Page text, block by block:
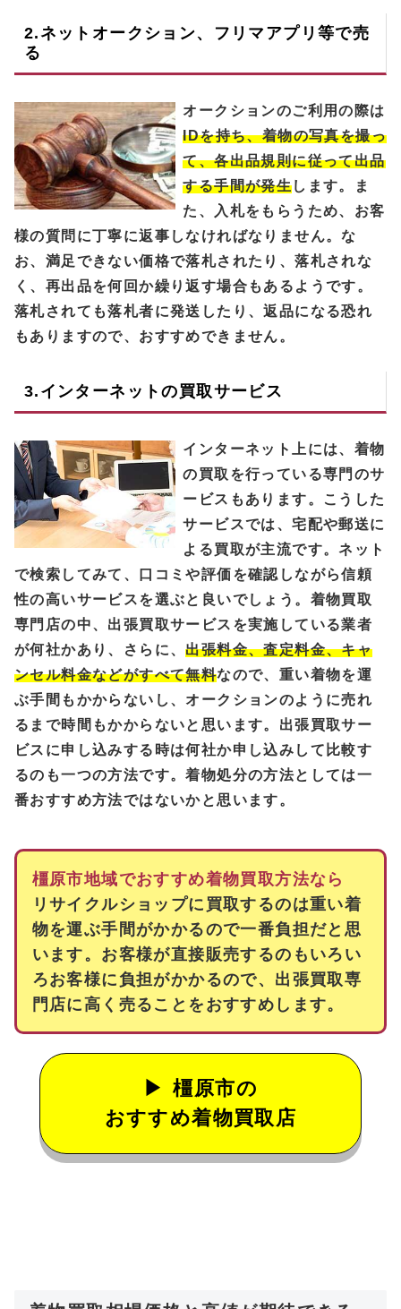
2.ネットオークション、フリマアプリ等で売
る
オークションのご利用の際は
IDを持ち、着物の写真を撮っ
て、各出品規則に従って出品
する手間が発生します。ま
た、入札をもらうため、お客
様の質問に丁寧に返事しなければなりません。な
お、満足できない価格で落札されたり、落札されな
く、再出品を何回か繰り返す場合もあるようです。
落札されても落札者に発送したり、返品になる恐れ
もありますので、おすすめできません。
3.インターネットの買取サービス
インターネット上には、着物
の買取を行っている専門のサ
ービスもあります。こうした
サービスでは、宅配や郵送に
よる買取が主流です。ネット
で検索してみて、口コミや評価を確認しながら信頼
性の高いサービスを選ぶと良いでしょう。着物買取
専門店の中、出張買取サービスを実施している業者
が何社かあり、さらに、出張料金、査定料金、キャ
ンセル料金などがすべて無料なので、重い着物を運
ぶ手間もかからないし、オークションのように売れ
るまで時間もかからないと思います。出張買取サー
ビスに申し込みする時は何社か申し込みして比較す
るのも一つの方法です。着物処分の方法としては一
番おすすめ方法ではないかと思います。
橿原市地域でおすすめ着物買取方法なら
リサイクルショップに買取するのは重い着
物を運ぶ手間がかかるので一番負担だと思
います。お客様が直接販売するのもいろい
ろお客様に負担がかかるので、出張買取専
門店に高く売ることをおすすめします。
橿原市の
おすすめ着物買取店